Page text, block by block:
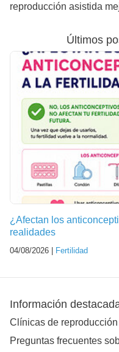
reproducción asistida
Últimos
¿Afectan los
realidades
04/08/2026 | Fertilidad
Información
Clínicas de
Preguntas frecuentes